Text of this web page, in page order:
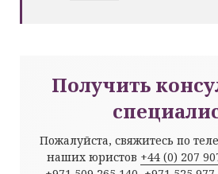
Получить
Пожалуйста, свяжитесь по
наших юристов +44 (0) 207